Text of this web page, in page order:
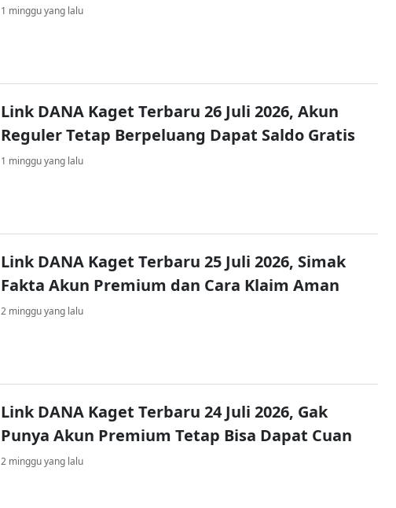
1 minggu yang lalu
Link DANA Kaget Terbaru 26 Juli 2026, Akun
Reguler Tetap Berpeluang Dapat Saldo Gratis
1 minggu yang lalu
Link DANA Kaget Terbaru 25 Juli 2026, Simak
Fakta Akun Premium dan Cara Klaim Aman
2 minggu yang lalu
Link DANA Kaget Terbaru 24 Juli 2026, Gak
Punya Akun Premium Tetap Bisa Dapat Cuan
2 minggu yang lalu